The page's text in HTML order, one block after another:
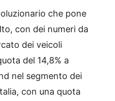
che pone
con dei numeri da
dei veicoli
del 14,8% a
nel segmento dei
con una quota